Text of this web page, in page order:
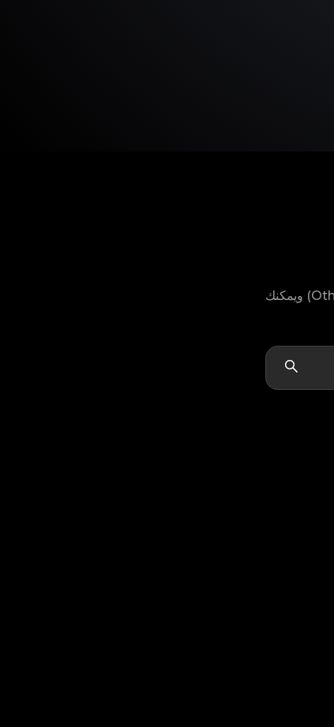
لا يمكنك العثور على موديل منتج ARC'TERYX الخاص بك؟ لا تقلق، لدينا خيار "أخرى" (Others) ويمكنك